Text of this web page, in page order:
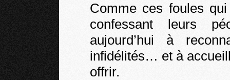
Comme ces foules
confessant leurs
aujourd’hui à
infidélités… et à
offrir.